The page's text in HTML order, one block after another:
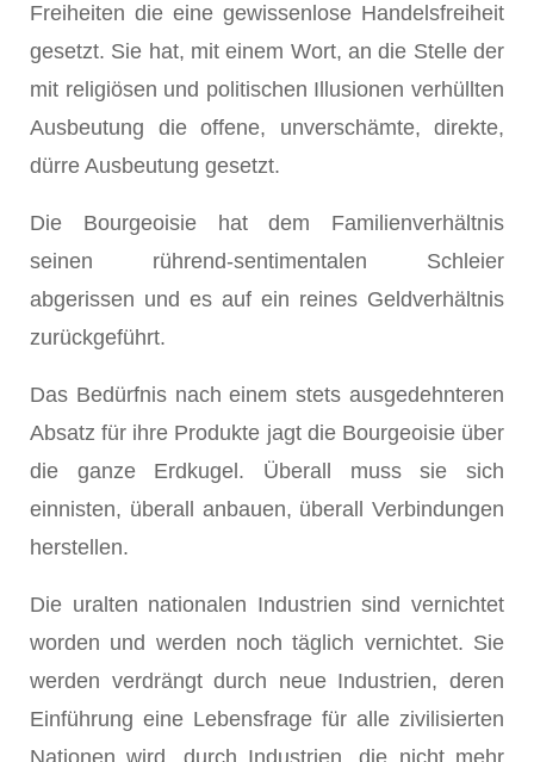
Freiheiten die eine gewissenlose Handelsfreiheit
gesetzt. Sie hat, mit einem Wort, an die Stelle der
mit religiösen und politischen Illusionen verhüllten
Ausbeutung die offene, unverschämte, direkte,
dürre Ausbeutung gesetzt.
Die Bourgeoisie hat dem Familienverhältnis
seinen rührend-sentimentalen Schleier
abgerissen und es auf ein reines Geldverhältnis
zurückgeführt.
Das Bedürfnis nach einem stets ausgedehnteren
Absatz für ihre Produkte jagt die Bourgeoisie über
die ganze Erdkugel. Überall muss sie sich
einnisten, überall anbauen, überall Verbindungen
herstellen.
Die uralten nationalen Industrien sind vernichtet
worden und werden noch täglich vernichtet. Sie
werden verdrängt durch neue Industrien, deren
Einführung eine Lebensfrage für alle zivilisierten
Nationen wird, durch Industrien, die nicht mehr